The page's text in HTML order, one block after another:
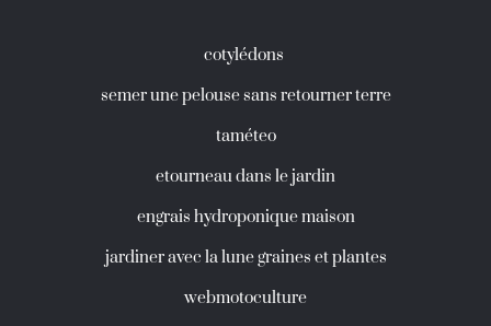
cotylédons
semer une pelouse sans retourner terre
taméteo
etourneau dans le jardin
engrais hydroponique maison
jardiner avec la lune graines et plantes
webmotoculture